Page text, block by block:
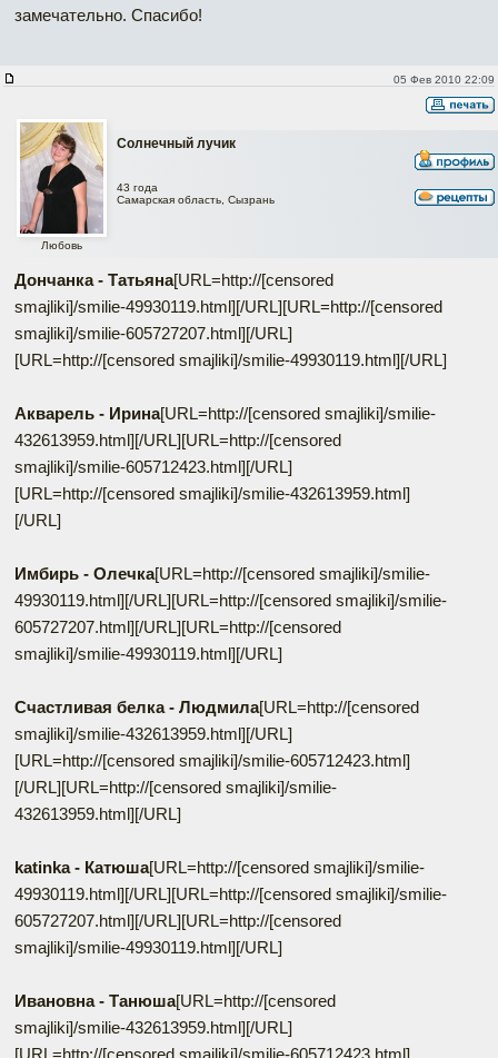
замечательно. Спасибо!
05 Фев 2010 22:09
Солнечный лучик
Любовь
43 года
Самарская область, Сызрань
Дончанка - Татьяна[URL=http://[censored
smajliki]/smilie-49930119.html][/URL][URL=http://[censored
smajliki]/smilie-605727207.html][/URL]
[URL=http://[censored smajliki]/smilie-49930119.html][/URL]
Акварель - Ирина[URL=http://[censored smajliki]/smilie-
432613959.html][/URL][URL=http://[censored
smajliki]/smilie-605712423.html][/URL]
[URL=http://[censored smajliki]/smilie-432613959.html]
[/URL]
Имбирь - Олечка[URL=http://[censored smajliki]/smilie-
49930119.html][/URL][URL=http://[censored smajliki]/smilie-
605727207.html][/URL][URL=http://[censored
smajliki]/smilie-49930119.html][/URL]
Счастливая белка - Людмила[URL=http://[censored
smajliki]/smilie-432613959.html][/URL]
[URL=http://[censored smajliki]/smilie-605712423.html]
[/URL][URL=http://[censored smajliki]/smilie-
432613959.html][/URL]
katinka - Катюша[URL=http://[censored smajliki]/smilie-
49930119.html][/URL][URL=http://[censored smajliki]/smilie-
605727207.html][/URL][URL=http://[censored
smajliki]/smilie-49930119.html][/URL]
Ивановна - Танюша[URL=http://[censored
smajliki]/smilie-432613959.html][/URL]
[URL=http://[censored smajliki]/smilie-605712423.html]